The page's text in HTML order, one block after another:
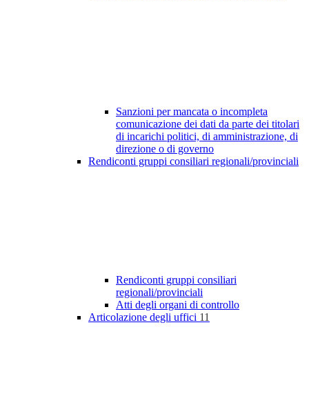
Sanzioni per mancata o incompleta
comunicazione dei dati da parte dei titolari
di incarichi politici, di amministrazione, di
direzione o di governo
Rendiconti gruppi consiliari regionali/provinciali
Rendiconti gruppi consiliari
regionali/provinciali
Atti degli organi di controllo
Articolazione degli uffici 11